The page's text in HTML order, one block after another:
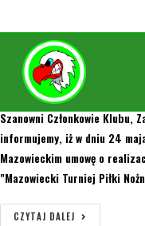
Zakończenie
trenerorly 31 maja 2024
Szanowni Członkowie Klubu,
informujemy, iż w dniu 24
Mazowieckim umowę o
"Mazowiecki Turniej Piłki
CZYTAJ DALEJ